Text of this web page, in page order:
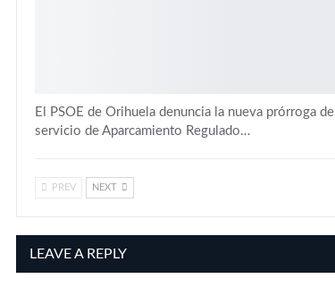
El PSOE de Orihuela denuncia la nueva prórroga del
servicio de Aparcamiento Regulado…
PREV NEXT
LEAVE A REPLY